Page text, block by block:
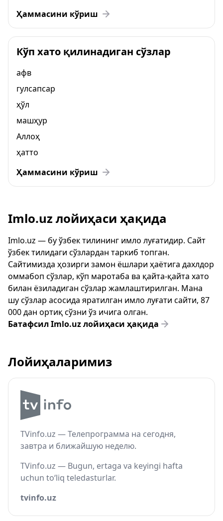
Ҳаммасини кўриш
Кўп хато қилинадиган сўзлар
афв
гулсапсар
ҳўл
машҳур
Аллоҳ
ҳатто
Ҳаммасини кўриш
Imlo.uz лойиҳаси ҳақида
Imlo.uz — бу ўзбек тилининг имло луғатидир. Сайт
ўзбек тилидаги сўзлардан таркиб топган.
Сайтимизда ҳозирги замон ёшлари ҳаётига дахлдор
оммабоп сўзлар, кўп маротаба ва қайта-қайта хато
билан ёзиладиган сўзлар жамлаштирилган. Мана
шу сўзлар асосида яратилган имло луғати сайти, 87
000 дан ортиқ сўзни ўз ичига олган.
Батафсил Imlo.uz лойиҳаси ҳақида
Лойиҳаларимиз
TVinfo.uz — Телепрограмма на сегодня,
завтра и ближайшую неделю.
TVinfo.uz — Bugun, ertaga va keyingi hafta
uchun to‘liq teledasturlar.
tvinfo.uz